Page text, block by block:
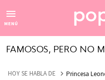
MENÚ
FAMOSOS, PERO NO
HOY SE HABLA DE Princesa